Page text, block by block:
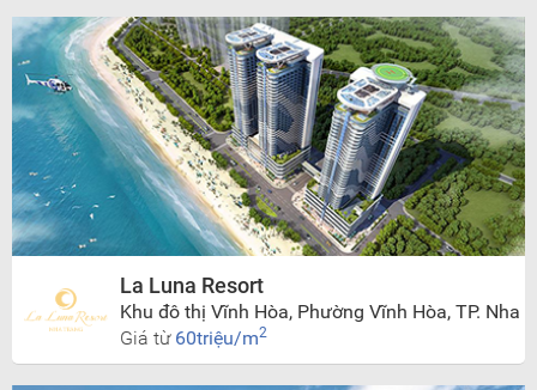
La Luna Resort
Khu đô thị Vĩnh Hòa, Phường Vĩnh Hòa, TP. Nha
Trang
Giá từ 60triệu/m2